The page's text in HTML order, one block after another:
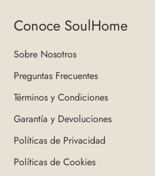
Conoce SoulHome
Sobre Nosotros
Preguntas Frecuentes
Términos y Condiciones
Garantía y Devoluciones
Políticas de Privacidad
Políticas de Cookies